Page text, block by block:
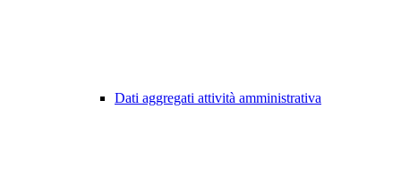
Dati aggregati attività amministrativa